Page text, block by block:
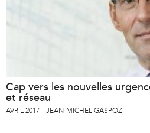
Cap vers les nouvelles
et réseau
AVRIL 2017 JEAN-MICHEL GASPOZ